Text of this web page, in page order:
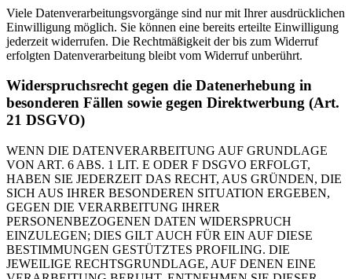
Viele Datenverarbeitungsvorgänge sind nur mit Ihrer ausdrücklichen
Einwilligung möglich. Sie können eine bereits erteilte Einwilligung
jederzeit widerrufen. Die Rechtmäßigkeit der bis zum Widerruf
erfolgten Datenverarbeitung bleibt vom Widerruf unberührt.
Widerspruchsrecht gegen die Datenerhebung in
besonderen Fällen sowie gegen Direktwerbung (Art.
21 DSGVO)
WENN DIE DATENVERARBEITUNG AUF GRUNDLAGE
VON ART. 6 ABS. 1 LIT. E ODER F DSGVO ERFOLGT,
HABEN SIE JEDERZEIT DAS RECHT, AUS GRÜNDEN, DIE
SICH AUS IHRER BESONDEREN SITUATION ERGEBEN,
GEGEN DIE VERARBEITUNG IHRER
PERSONENBEZOGENEN DATEN WIDERSPRUCH
EINZULEGEN; DIES GILT AUCH FÜR EIN AUF DIESE
BESTIMMUNGEN GESTÜTZTES PROFILING. DIE
JEWEILIGE RECHTSGRUNDLAGE, AUF DENEN EINE